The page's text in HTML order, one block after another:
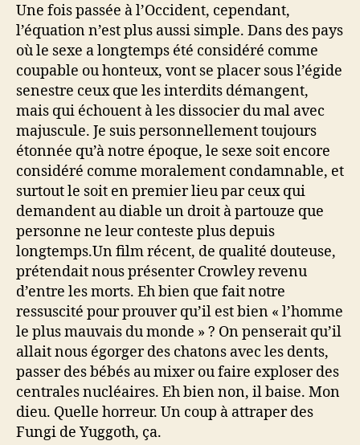
Une fois passée à l’Occident, cependant,
l’équation n’est plus aussi simple. Dans des pays
où le sexe a longtemps été considéré comme
coupable ou honteux, vont se placer sous l’égide
senestre ceux que les interdits démangent,
mais qui échouent à les dissocier du mal avec
majuscule. Je suis personnellement toujours
étonnée qu’à notre époque, le sexe soit encore
considéré comme moralement condamnable, et
surtout le soit en premier lieu par ceux qui
demandent au diable un droit à partouze que
personne ne leur conteste plus depuis
longtemps.Un film récent, de qualité douteuse,
prétendait nous présenter Crowley revenu
d’entre les morts. Eh bien que fait notre
ressuscité pour prouver qu’il est bien « l’homme
le plus mauvais du monde » ? On penserait qu’il
allait nous égorger des chatons avec les dents,
passer des bébés au mixer ou faire exploser des
centrales nucléaires. Eh bien non, il baise. Mon
dieu. Quelle horreur. Un coup à attraper des
Fungi de Yuggoth, ça.